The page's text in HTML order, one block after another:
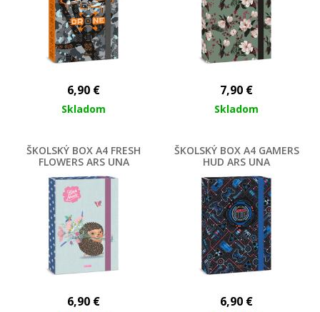
6,90 €
Skladom
7,90 €
Skladom
ŠKOLSKÝ BOX A4 FRESH
FLOWERS ARS UNA
6,90 €
ŠKOLSKÝ BOX A4 GAMERS
HUD ARS UNA
6,90 €